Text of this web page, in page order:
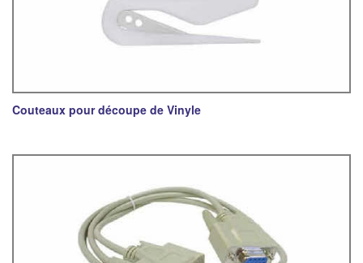
Couteaux pour découpe de Vinyle